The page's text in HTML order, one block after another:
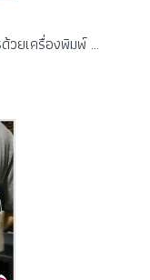
วยเครื่องพิมพ์ ...